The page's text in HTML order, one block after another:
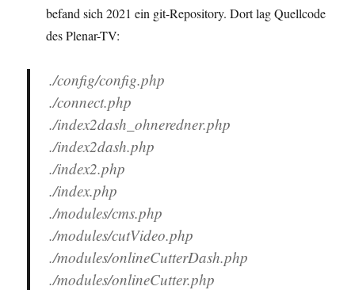
befand sich 2021 ein git-Repository. Dort lag Quellcode
des Plenar-TV:
./config/config.php
./connect.php
./index2dash_ohneredner.php
./index2dash.php
./index2.php
./index.php
./modules/cms.php
./modules/cutVideo.php
./modules/onlineCutterDash.php
./modules/onlineCutter.php